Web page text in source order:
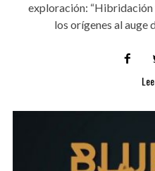
exploración:
los orígenes al auge